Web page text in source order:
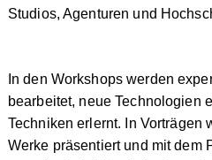
Studios, Agenturen und
In den Workshops werden
bearbeitet, neue Technologien
Techniken erlernt. In Vorträgen
Werke präsentiert und mit dem